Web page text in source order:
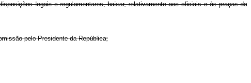
legais e regulamentares, baixar, relativamente aos oficiais e às praças da
pelo Presidente da República;